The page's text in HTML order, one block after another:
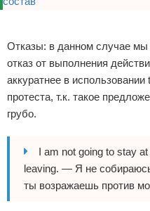
Отказы: в данном случае мы
отказ от выполнения
аккуратнее в
протеста, т.к. такое
грубо.
I am not going to stay
leaving. — Я не
ты возражаешь против